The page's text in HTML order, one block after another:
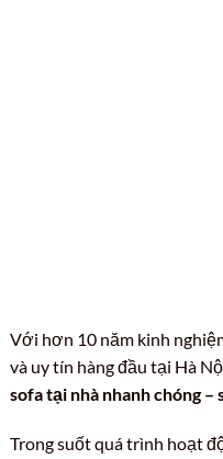
Với hơn 10 năm kinh
và uy tín hàng đầu tại Hà
sofa tại nhà nhanh chóng –
Trong suốt quá trình hoạt